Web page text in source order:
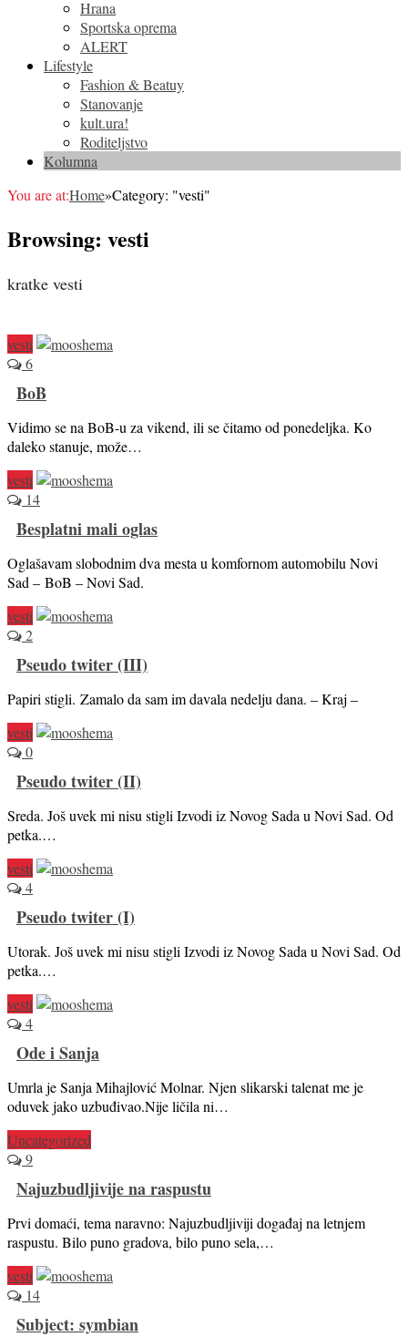
Hrana
Sportska oprema
ALERT
Lifestyle
Fashion & Beatuy
Stanovanje
kult.ura!
Roditeljstvo
Kolumna
You are at:Home»Category: "vesti"
Browsing: vesti
kratke vesti
vesti
6
BoB
Vidimo se na BoB-u za vikend, ili se čitamo od ponedeljka. Ko
daleko stanuje, može…
vesti
14
Besplatni mali oglas
Oglašavam slobodnim dva mesta u komfornom automobilu Novi
Sad – BoB – Novi Sad.
vesti
2
Pseudo twiter (III)
Papiri stigli. Zamalo da sam im davala nedelju dana. – Kraj –
vesti
0
Pseudo twiter (II)
Sreda. Još uvek mi nisu stigli Izvodi iz Novog Sada u Novi Sad. Od
petka.…
vesti
4
Pseudo twiter (I)
Utorak. Još uvek mi nisu stigli Izvodi iz Novog Sada u Novi Sad. Od
petka.…
vesti
4
Ode i Sanja
Umrla je Sanja Mihajlović Molnar. Njen slikarski talenat me je
oduvek jako uzbuđivao.Nije ličila ni…
Uncategorized
9
Najuzbudljivije na raspustu
Prvi domaći, tema naravno: Najuzbudljiviji događaj na letnjem
raspustu. Bilo puno gradova, bilo puno sela,…
vesti
14
Subject: symbian